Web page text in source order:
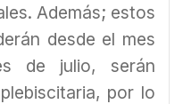
Además; estos
desde el mes
de julio, serán
por lo